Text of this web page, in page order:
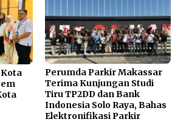
Perumda Parkir Makassar
Terima Kunjungan Studi
Tiru TP2DD dan Bank
Indonesia Solo Raya, Bahas
Elektronifikasi Parkir